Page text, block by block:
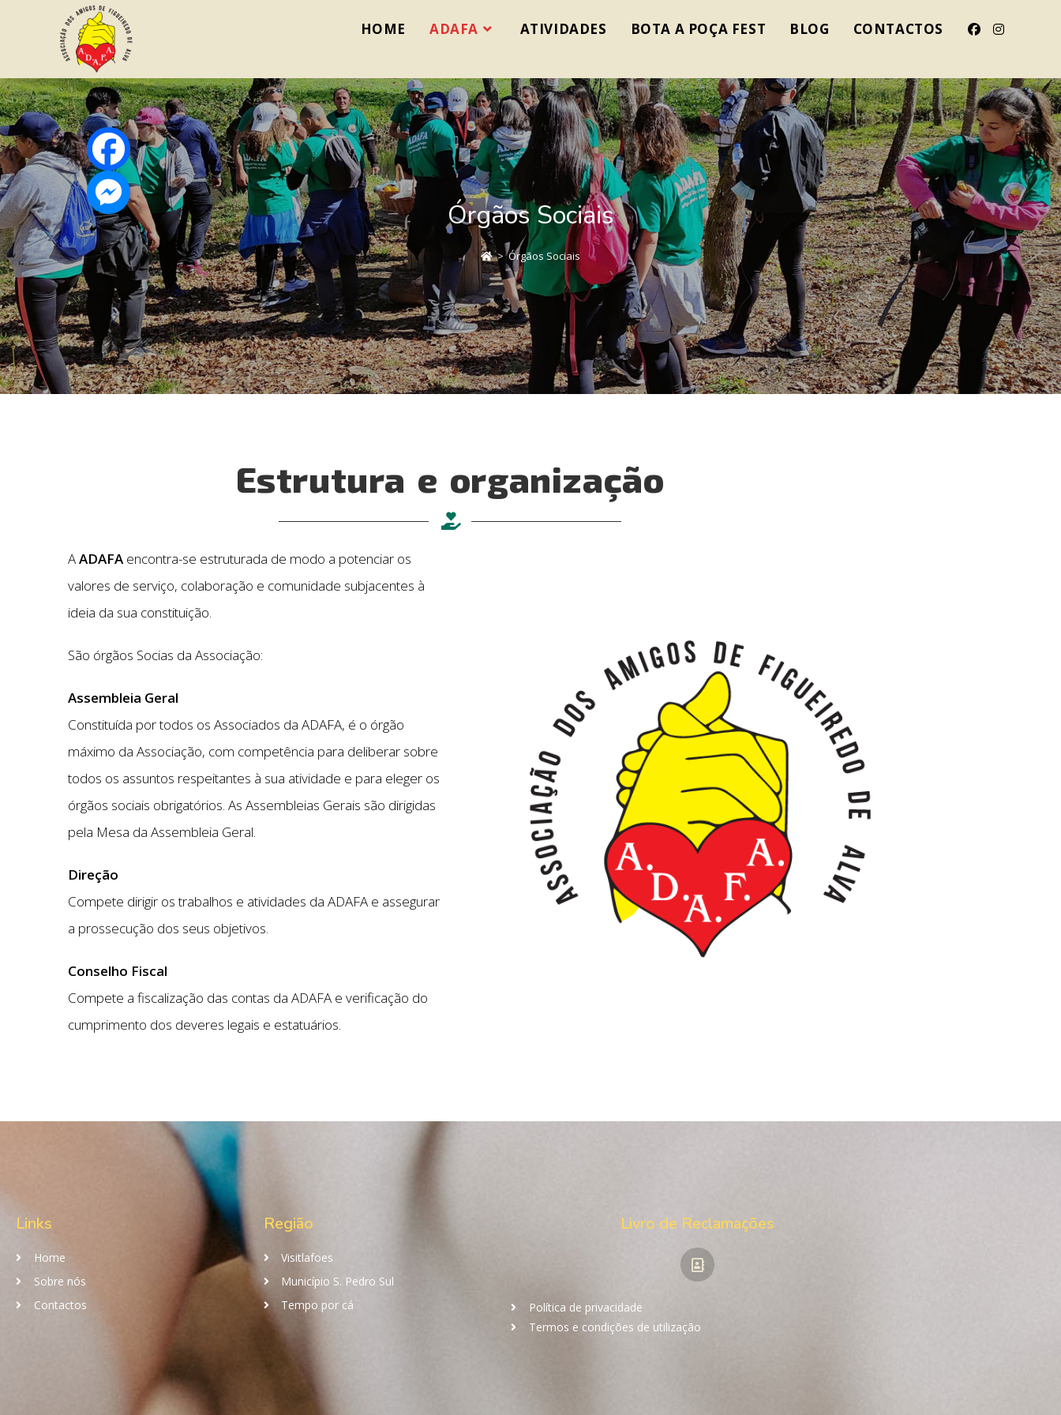
HOME ADAFA ATIVIDADES BOTA A POÇA FEST BLOG CONTACTOS
Órgãos Sociais
> Órgãos Sociais
Estrutura e organização
AADAFAencontra-se estruturada de modo a potenciar os
valores de serviço, colaboração e comunidade subjacentes à
ideia da sua constituição.
São órgãos Socias da Associação:
Assembleia Geral
Constituída por todos os Associados da ADAFA, é o órgão
máximo da Associação, com competência para deliberar sobre
todos os assuntos respeitantes à sua atividade e para eleger os
órgãos sociais obrigatórios. As Assembleias Gerais são dirigidas
pela Mesa da Assembleia Geral.
Direção
Compete dirigir os trabalhos e atividades da ADAFA e assegurar
a prossecução dos seus objetivos.
Conselho Fiscal
Compete a fiscalização das contas da ADAFA e verificação do
cumprimento dos deveres legais e estatuários.
Links
Home
Sobre nós
Contactos
Região
Visitlafoes
Município S. Pedro Sul
Tempo por cá
Livro de Reclamações
Política de privacidade
Termos e condições de utilização